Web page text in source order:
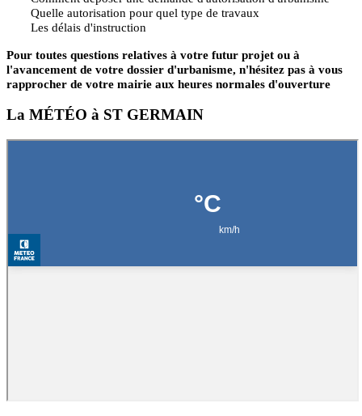
Quelle autorisation pour quel type de travaux
Les délais d'instruction
Pour toutes questions relatives à votre futur projet ou à
l'avancement de votre dossier d'urbanisme, n'hésitez pas à vous
rapprocher de votre mairie aux heures normales d'ouverture
La MÉTÉO à ST GERMAIN